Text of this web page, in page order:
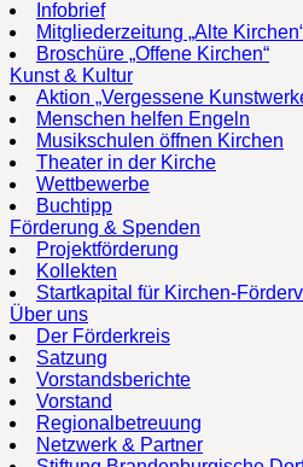
Infobrief
Mitgliederzeitung „Alte
Broschüre „Offene Kirchen“
Kunst & Kultur
Aktion „Vergessene
Menschen helfen Engeln
Musikschulen öffnen Kirchen
Theater in der Kirche
Wettbewerbe
Buchtipp
Förderung & Spenden
Projektförderung
Kollekten
Startkapital für Kirchen-
Über uns
Der Förderkreis
Satzung
Vorstandsberichte
Vorstand
Regionalbetreuung
Netzwerk & Partner